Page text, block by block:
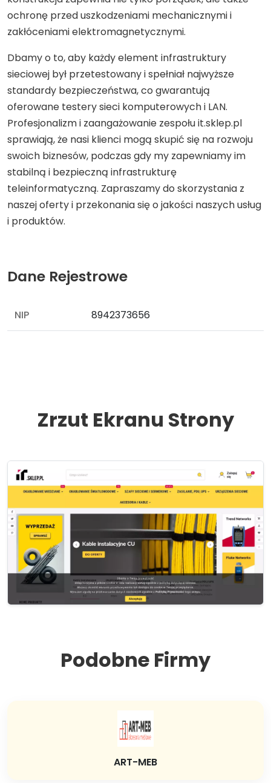
ochronę przed uszkodzeniami mechanicznymi i
zakłóceniami elektromagnetycznymi.
Dbamy o to, aby każdy element infrastruktury
sieciowej był przetestowany i spełniał najwyższe
standardy bezpieczeństwa, co gwarantują
oferowane testery sieci komputerowych i LAN.
Profesjonalizm i zaangażowanie zespołu it.sklep.pl
sprawiają, że nasi klienci mogą skupić się na rozwoju
swoich biznesów, podczas gdy my zapewniamy im
stabilną i bezpieczną infrastrukturę
teleinformatyczną. Zapraszamy do skorzystania z
naszej oferty i przekonania się o jakości naszych usług
i produktów.
Dane Rejestrowe
NIP 8942373656
Zrzut Ekranu Strony
Podobne Firmy
ART-MEB